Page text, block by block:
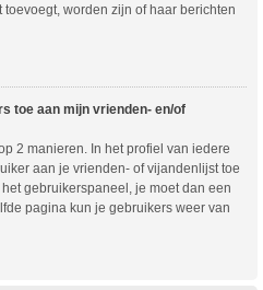
worden zijn of haar berichten
toe aan mijn vrienden- en/of
2 manieren. In het profiel van iedere
aan je vrienden- of vijandenlijst toe
gebruikerspaneel, je moet dan een
pagina kun je gebruikers weer van